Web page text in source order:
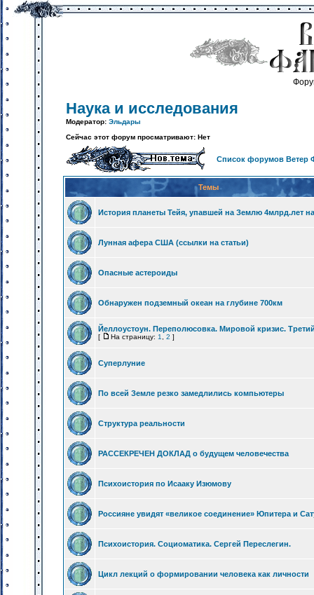
Наука и исследования
Модератор: Эльдары
Сейчас этот форум просматривают: Нет
Список форумов Ветер
Темы
История планеты Тейя, упавшей на Землю 4млрд.лет
Лунная афера США (ссылки на статьи)
Опасные астероиды
Обнаружен подземный океан на глубине 700км
Йеллоустоун. Переполюсовка. Мировой кризис.
[ На страницу: 1 2 ]
Суперлуние
По всей Земле резко замедлились компьютеры
Структура реальности
РАССЕКРЕЧЕН ДОКЛАД о будущем человечества
Психоистория по Исааку Изюмову
Россияне увидят «великое соединение» Юпитера и
Психоистория. Социоматика. Сергей Переслегин.
Цикл лекций о формировании человека как личности